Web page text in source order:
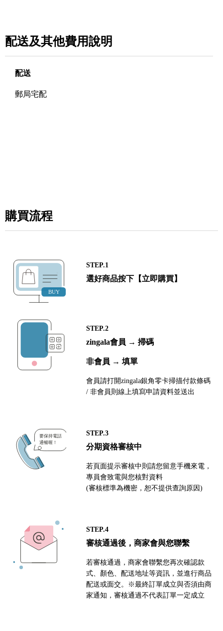
配送及其他費用說明
配送
郵局宅配
購買流程
STEP.1
選好商品按下【立即購買】
STEP.2
zingala會員 → 掃碼
非會員 → 填單
會員請打開zingala銀角零卡掃描付款條碼
/ 非會員則線上填寫申請資料並送出
STEP.3
分期資格審核中
若頁面提示審核中則請您留意手機來電，
專員會致電與您核對資料
(審核標準為機密，恕不提供查詢原因)
STEP.4
審核通過後，商家會與您聯繫
若審核通過，商家會聯繫您再次確認款
式、顏色、配送地址等資訊，並進行商品
配送或面交。※最終訂單成立與否須由商
家通知，審核通過不代表訂單一定成立